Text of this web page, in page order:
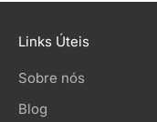
Links Úteis
Sobre nós
Blog